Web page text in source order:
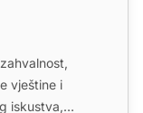
vještine i
iskustva,